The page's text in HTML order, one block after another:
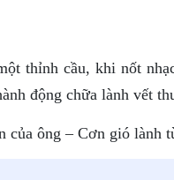
thỉnh cầu, khi nốt
động chữa lành vết
của ông – Cơn gió lành